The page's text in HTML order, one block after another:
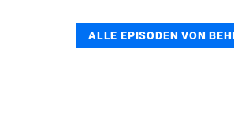
ALLE EPISODEN VON